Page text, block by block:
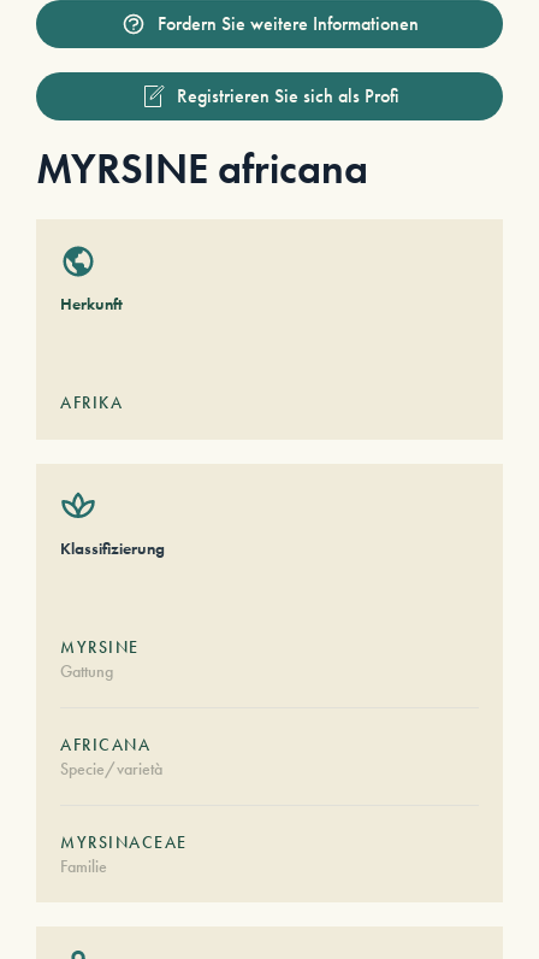
Fordern Sie weitere Informationen
Registrieren Sie sich als Profi
MYRSINE africana
Herkunft
AFRIKA
Klassifizierung
MYRSINE
Gattung
AFRICANA
Specie/varietà
MYRSINACEAE
Familie